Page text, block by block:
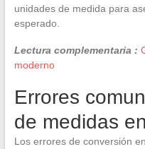
unidades de medida para
esperado.
Lectura complementaria :
moderno
Errores
de medidas
Los errores de conversión